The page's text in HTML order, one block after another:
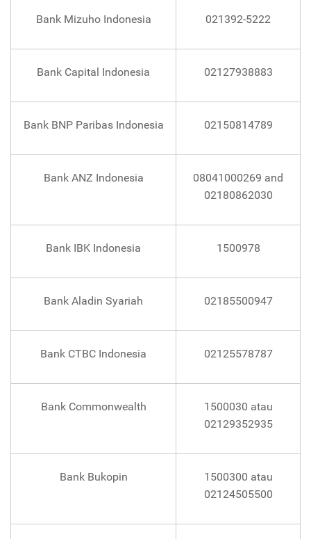
Bank Mizuho Indonesia 021392-5222
Bank Capital Indonesia 02127938883
Bank BNP Paribas Indonesia 02150814789
Bank ANZ Indonesia
08041000269 and
02180862030
Bank IBK Indonesia 1500978
Bank Aladin Syariah 02185500947
Bank CTBC Indonesia 02125578787
Bank Commonwealth
1500030 atau
02129352935
Bank Bukopin
1500300 atau
02124505500